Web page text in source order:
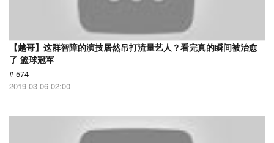
【越哥】这群智障的演技居然吊打流量艺人？看完真的瞬间被治愈
了 篮球冠军
# 574
2019-03-06 02:00